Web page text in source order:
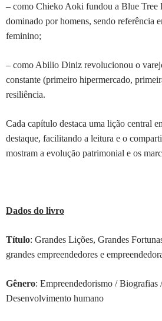
– como Chieko Aoki fundou a Blue Tree
dominado por homens, sendo referência
feminino;
– como Abilio Diniz revolucionou o
constante (primeiro hipermercado,
resiliência.
Cada capítulo destaca uma lição central
destaque, facilitando a leitura e o
mostram a evolução patrimonial e os
Dados do livro
Título: Grandes Lições, Grandes
grandes empreendedores e
Gênero: Empreendedorismo / Biografias
Desenvolvimento humano